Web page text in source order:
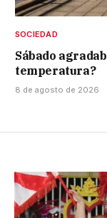
SOCIEDAD
Sábado
temperatura?
8 de agosto de 2026